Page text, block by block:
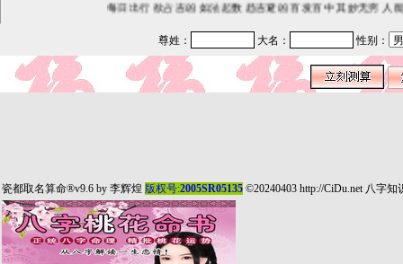
每日出行 欲占吉凶 如法起数 趋吉避凶 百发百中 其妙无穷 人
尊姓： 大名： 性别：
瓷都取名算命®v9.6 by 李辉煌 版权号:2005SR05135 ©20240403 http://CiDu.net 八字知